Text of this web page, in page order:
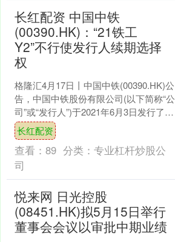
长红配资 中国中铁
(00390.HK)：“21铁工
Y2”不行使发行人续期选择
权
格隆汇4月17日丨中国中铁(00390.HK)公
告，中国中铁股份有限公司(以下简称“公
司”或“发行人”)于2021年6月3日发行了中
国中铁股份有限公司2021年....
长红配资
查看： 89 分类： 专业杠杆炒股公
司
悦来网 日光控股
(08451.HK)拟5月15日举行
董事会会议以审批中期业绩